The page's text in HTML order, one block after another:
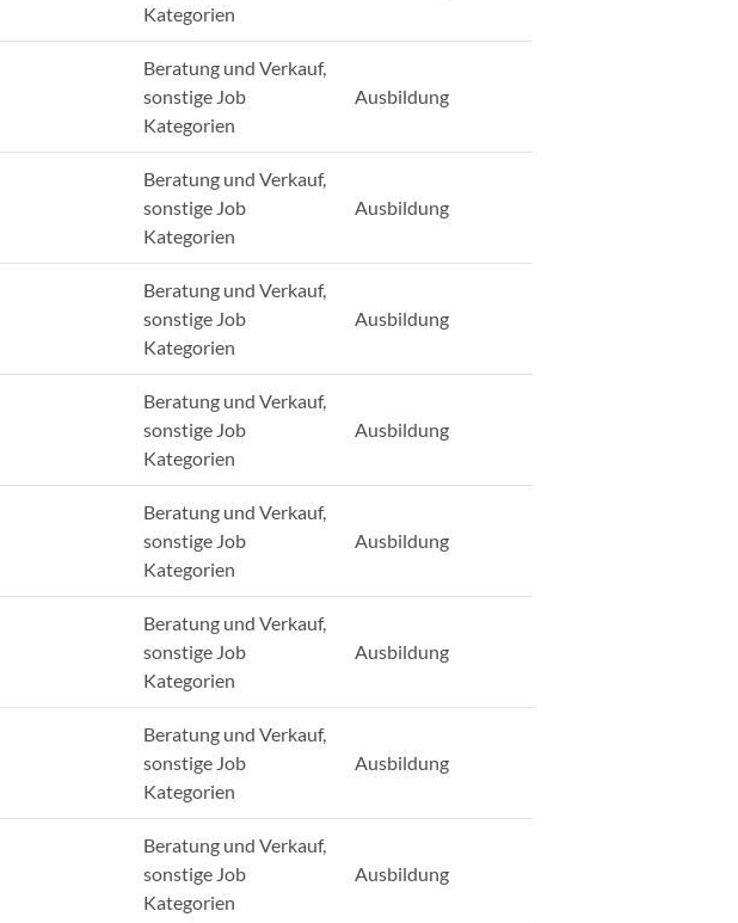
Kategorien
Beratung und Verkauf,
sonstige Job
Kategorien
Ausbildung
Beratung und Verkauf,
sonstige Job
Kategorien
Ausbildung
Beratung und Verkauf,
sonstige Job
Kategorien
Ausbildung
Beratung und Verkauf,
sonstige Job
Kategorien
Ausbildung
Beratung und Verkauf,
sonstige Job
Kategorien
Ausbildung
Beratung und Verkauf,
sonstige Job
Kategorien
Ausbildung
Beratung und Verkauf,
sonstige Job
Kategorien
Ausbildung
Beratung und Verkauf,
sonstige Job
Kategorien
Ausbildung